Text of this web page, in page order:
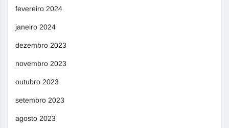
fevereiro 2024
janeiro 2024
dezembro 2023
novembro 2023
outubro 2023
setembro 2023
agosto 2023